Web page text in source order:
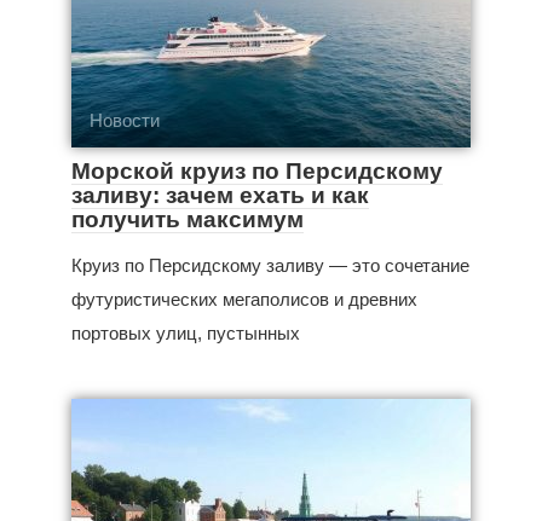
Новости
Морской круиз по Персидскому
заливу: зачем ехать и как
получить максимум
Круиз по Персидскому заливу — это сочетание
футуристических мегаполисов и древних
портовых улиц, пустынных